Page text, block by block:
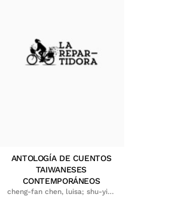
ANTOLOGÍA DE CUENTOS
TAIWANESES
CONTEMPORÁNEOS
cheng-fan chen, luisa; shu-ying